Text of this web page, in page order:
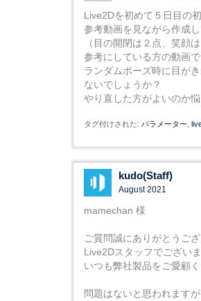
Live2Dを初めて５日目の初
参考動画を見ながら作成
（目の開閉は２点、笑顔
参考にしている方の動画
ランダムポーズ時に目が
ないでしょうか？
やり直した方がよいのか悩
タグ付けされた: パラメーター
kudo(Staff)
August 2021
mamechan 様
ご質問誠にありがとうござ
Live2Dスタッフでございま
いつも弊社製品をご愛顧
問題はないと思われますが